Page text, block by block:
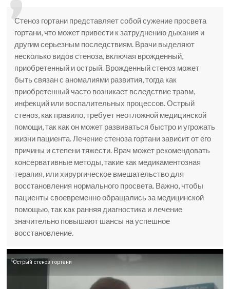
Стеноз гортани представляет собой сужение просвета
гортани, что может привести к затруднению дыхания и
другим серьезным последствиям. Врачи выделяют
несколько видов стеноза, включая врожденный,
приобретенный и острый. Врожденный стеноз может
быть связан с аномалиями развития, тогда как
приобретенный часто возникает вследствие травм,
инфекций или воспалительных процессов. Острый
стеноз, как правило, требует неотложной медицинской
помощи, так как он может развиваться быстро и угрожать
жизни пациента. Лечение стеноза гортани зависит от его
причины и степени тяжести. Врач может рекомендовать
консервативные методы, такие как медикаментозная
терапия, или хирургическое вмешательство для
восстановления нормального просвета. Важно, чтобы
пациенты своевременно обращались за медицинской
помощью, так как ранняя диагностика и лечение
значительно повышают шансы на успешное
восстановление.
Острый стеноз гортани